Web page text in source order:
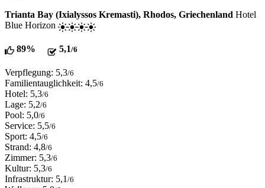
Trianta Bay (Ixialyssos Kremasti), Rhodos, Griechenland Hotel
Blue Horizon
89% 5,1/6
Verpflegung: 5,3/6
Familientauglichkeit: 4,5/6
Hotel: 5,3/6
Lage: 5,2/6
Pool: 5,0/6
Service: 5,5/6
Sport: 4,5/6
Strand: 4,8/6
Zimmer: 5,3/6
Kultur: 5,3/6
Infrastruktur: 5,1 /6